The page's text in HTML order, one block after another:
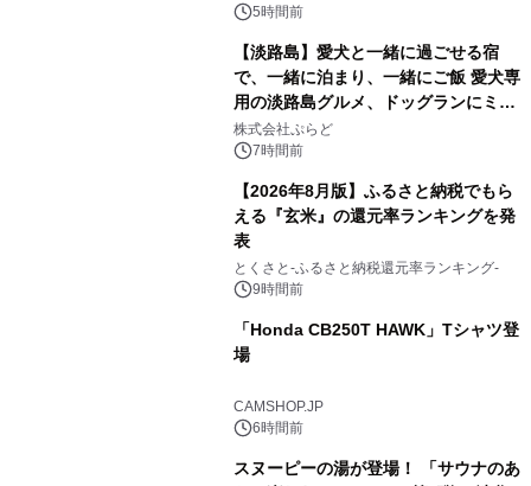
5時間前
【淡路島】愛犬と一緒に過ごせる宿
で、一緒に泊まり、一緒にご飯 愛犬専
用の淡路島グルメ、ドッグランにミニ
プール グランピングとトレーラーハウ
スの2施設で
株式会社ぷらど
7時間前
【2026年8月版】ふるさと納税でもら
える『玄米』の還元率ランキングを発
表
とくさと-ふるさと納税還元率ランキング-
9時間前
「Honda CB250T HAWK」Tシャツ登
場
CAMSHOP.JP
6時間前
スヌーピーの湯が登場！ 「サウナのあ